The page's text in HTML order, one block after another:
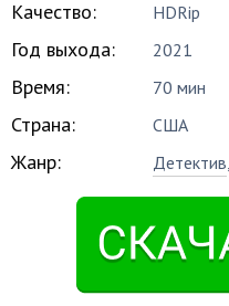
Качество: HDRip
Год выхода: 2021
Время: 70 мин
Страна: США
Жанр: Детектив